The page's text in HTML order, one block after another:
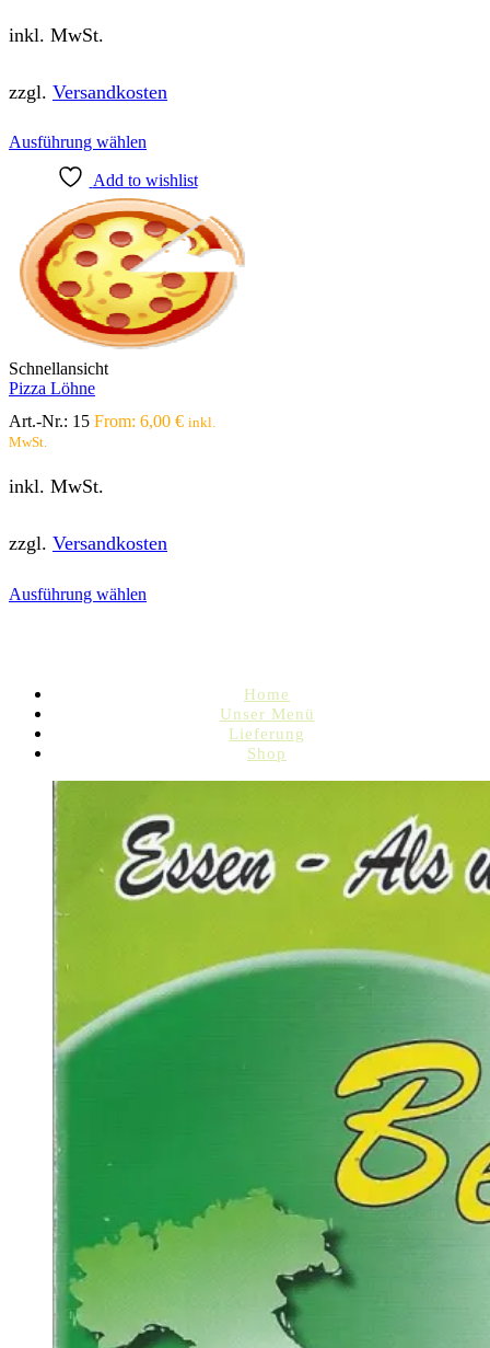
inkl. MwSt.
zzgl. Versandkosten
Ausführung wählen
weist
mehrere
Varianten
auf.
Die
Optionen
können
auf
der
Add to wishlist
Schnellansicht
Pizza Löhne
Art.-Nr.: 15 From: 6,00 € inkl.
MwSt.
inkl. MwSt.
zzgl. Versandkosten
Ausführung wählen
Produktseite
gewählt
werden
Home
Unser Menü
Lieferung
Shop